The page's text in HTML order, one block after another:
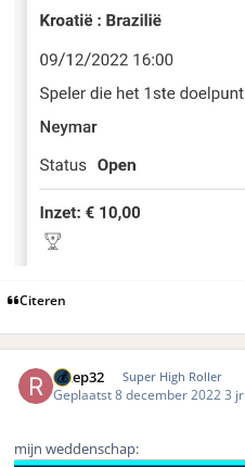
Citeren
retep32 Super High Roller
Geplaatst8 december 20223 jr
mijn weddenschap: